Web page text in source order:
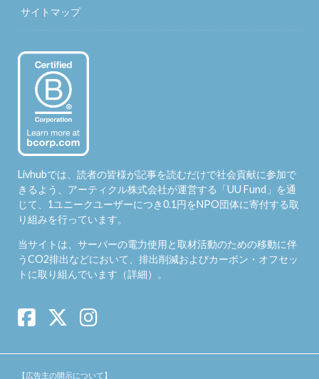
サイトマップ
Livhubでは、読者の皆様が記事を読むだけで社会貢献に参加で
きるよう、アーティクル株式会社が運営する「UU Fund 」を通
じて、1ユニークユーザーにつき0.1円をNPO団体に寄付する取
り組みを行っています。
当サイトは、サーバーの電力使用と取材活動のための移動に伴
うCO2排出などにおいて、排出削減およびカーボン・オフセッ
トに取り組んでいます（詳細）。
【広告主の開示について】